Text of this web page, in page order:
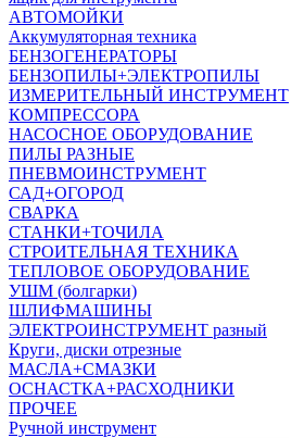
АВТОМОЙКИ
Аккумуляторная техника
БЕНЗОГЕНЕРАТОРЫ
БЕНЗОПИЛЫ+ЭЛЕКТРОПИЛЫ
ИЗМЕРИТЕЛЬНЫЙ ИНСТРУМЕНТ
КОМПРЕССОРА
НАСОСНОЕ ОБОРУДОВАНИЕ
ПИЛЫ РАЗНЫЕ
ПНЕВМОИНСТРУМЕНТ
САД+ОГОРОД
СВАРКА
СТАНКИ+ТОЧИЛА
СТРОИТЕЛЬНАЯ ТЕХНИКА
ТЕПЛОВОЕ ОБОРУДОВАНИЕ
УШМ (болгарки)
ШЛИФМАШИНЫ
ЭЛЕКТРОИНСТРУМЕНТ разный
Круги, диски отрезные
МАСЛА+СМАЗКИ
ОСНАСТКА+РАСХОДНИКИ
ПРОЧЕЕ
Ручной инструмент